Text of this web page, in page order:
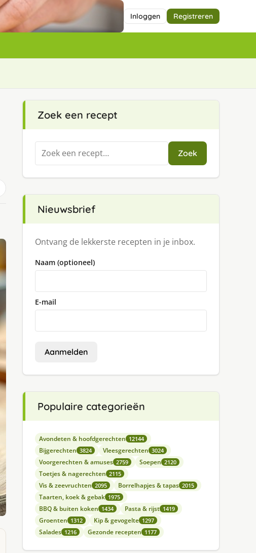
Inloggen Registreren
Zoek een recept
Zoeken
naar:
Zoek
Nieuwsbrief
Ontvang de lekkerste recepten in je inbox.
Naam (optioneel)
E-mail
Aanmelden
Populaire categorieën
Avondeten & hoofdgerechten 12144
Bijgerechten 3824 Vleesgerechten 3024
Voorgerechten & amuses 2759 Soepen 2120
Toetjes & nagerechten 2115
Vis & zeevruchten 2095 Borrelhapjes & tapas 2015
Taarten, koek & gebak 1975
BBQ & buiten koken 1434 Pasta & rijst 1419
Groenten 1312 Kip & gevogelte 1297
Salades 1216 Gezonde recepten 1177